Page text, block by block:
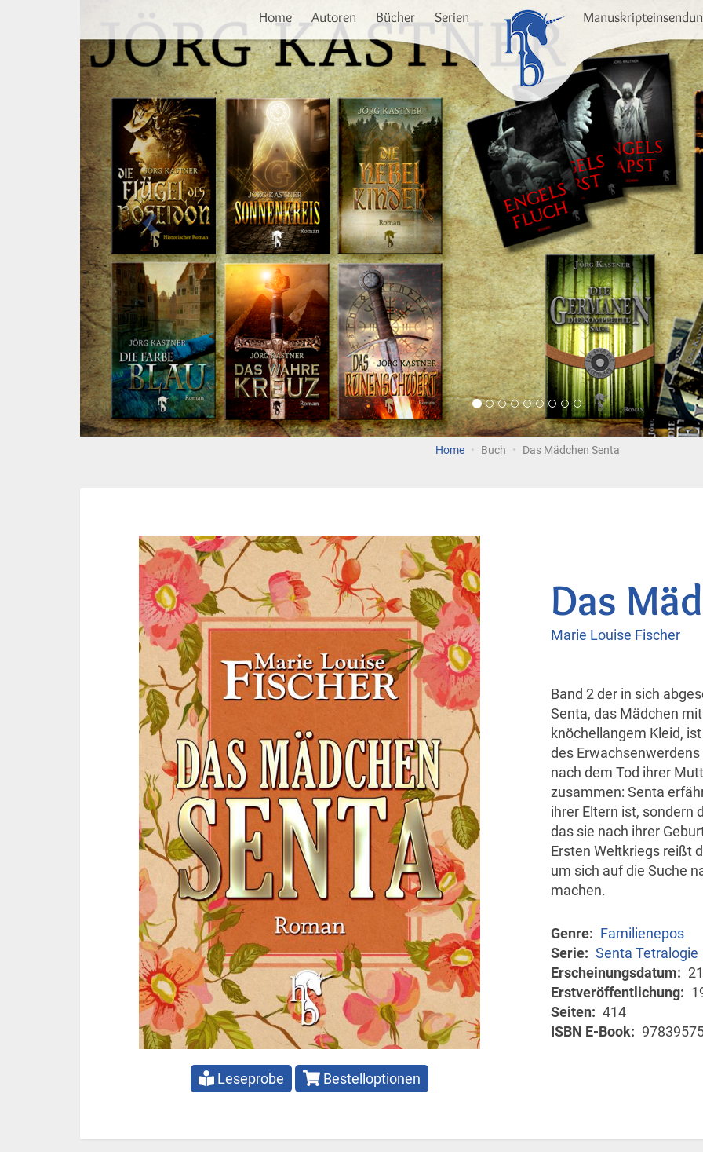
Home Autoren Bücher Serien
Home Buch Das Mädchen Senta
Leseprobe Bestelloptionen
Das
Marie Louise Fischer
Band 2 der in sich
Senta, das Mädchen
knöchellangem Kleid,
des
nach dem Tod ihrer
zusammen: Senta
ihrer Eltern ist, sondern
das sie nach ihrer
Ersten Weltkriegs reißt
um sich auf die Suche
machen.
Genre
Familienepos
Serie
Senta Tetralogie
Erscheinungsdatum
Erstveröffentlichung
Seiten
414
ISBN E-Book